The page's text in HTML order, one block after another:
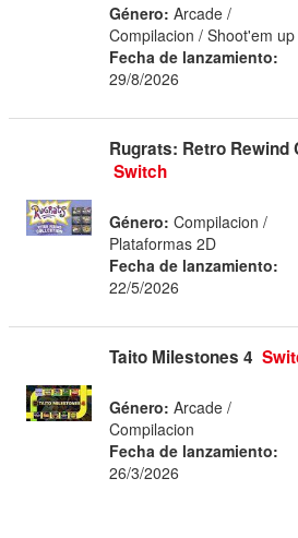
Género: Arcade /
Compilacion / Shoot'em up
Fecha de lanzamiento:
29/8/2026
Rugrats: Retro Rewind
Switch
Género: Compilacion /
Plataformas 2D
Fecha de lanzamiento:
22/5/2026
Taito Milestones 4
Género: Arcade /
Compilacion
Fecha de lanzamiento:
26/3/2026